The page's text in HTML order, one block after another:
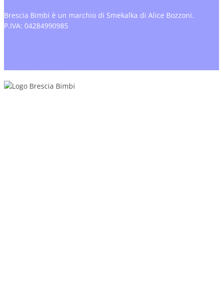
Brescia Bimbi è un marchio di Smekalka di Alice Bozzoni.
P.IVA: 04284990985